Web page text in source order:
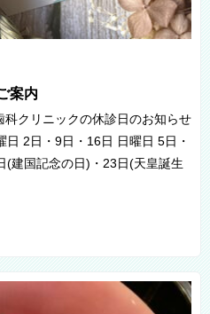
案内
クリニックの休診日のお知らせ
2日・9日・16日 日曜日 5日・
(建国記念の日)・23日(天皇誕生